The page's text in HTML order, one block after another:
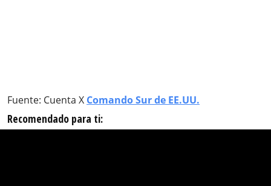
Fuente: Cuenta X Comando Sur de EE.UU.
Recomendado para ti: